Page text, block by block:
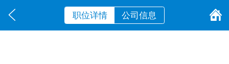
职位详情 公司信息